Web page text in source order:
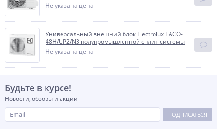
Не указана цена
Универсальный внешний блок Electrolux EACO-
48H/UP2/N3 полупромышленной сплит-системы
Не указана цена
Будьте в курсе!
Новости, обзоры и акции
ПОДПИСАТЬСЯ